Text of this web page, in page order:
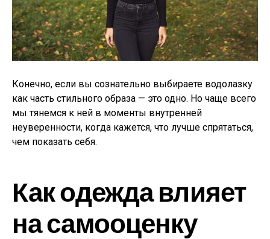
Конечно, если вы сознательно выбираете водолазку
как часть стильного образа — это одно. Но чаще всего
мы тянемся к ней в моменты внутренней
неуверенности, когда кажется, что лучше спрятаться,
чем показать себя.
Как одежда влияет
на самооценку